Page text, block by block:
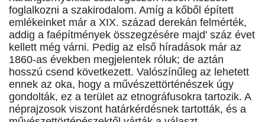
foglalkozni a szakirodalom. Amíg a kőből épített
emlékeinket már a XIX. század derekán felmérték,
addig a faépítmények összegzésére majd' száz évet
kellett még várni. Pedig az első híradások már az
1860-as években megjelentek róluk; de aztán
hosszú csend következett. Valószínűleg az lehetett
ennek az oka, hogy a művészettörténészek úgy
gondolták, ez a terület az etnográfusokra tartozik. A
néprajzosok viszont határkérdésnek tartották, és a